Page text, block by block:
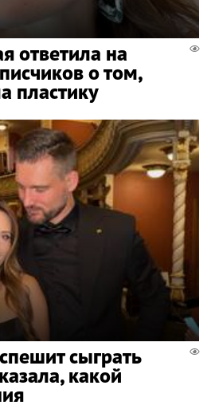
ответила на
о том,
пластику
сыграть
какой